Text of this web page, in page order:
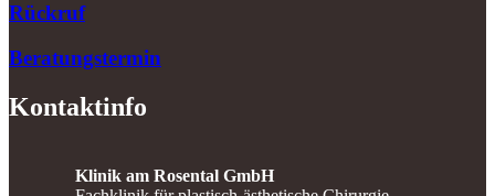
Rückruf
Beratungstermin
Kontaktinfo
Klinik am Rosental GmbH